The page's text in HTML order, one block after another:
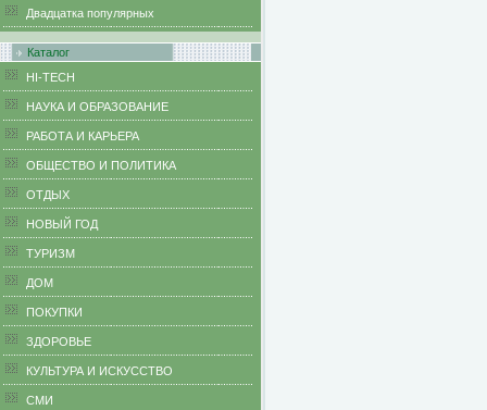
Двадцатка популярных
Каталог
HI-TECH
НАУКА И ОБРАЗОВАНИЕ
РАБОТА И КАРЬЕРА
ОБЩЕСТВО И ПОЛИТИКА
ОТДЫХ
НОВЫЙ ГОД
ТУРИЗМ
ДОМ
ПОКУПКИ
ЗДОРОВЬЕ
КУЛЬТУРА И ИСКУССТВО
СМИ